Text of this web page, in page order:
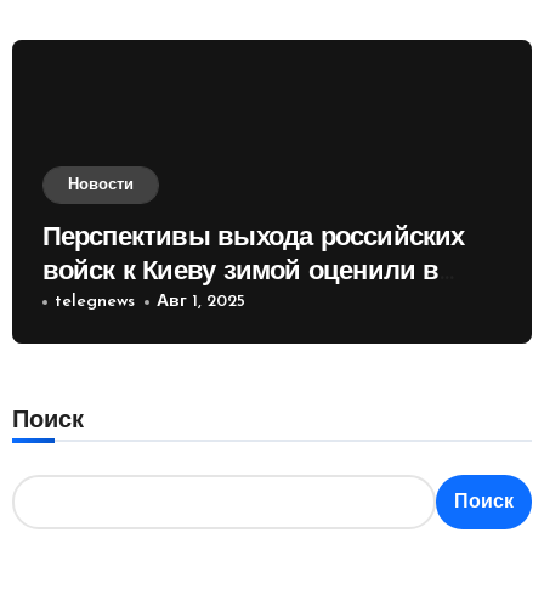
Новости
Перспективы выхода российских
войск к Киеву зимой оценили в
России
telegnews Авг 1, 2025
Поиск
Поиск